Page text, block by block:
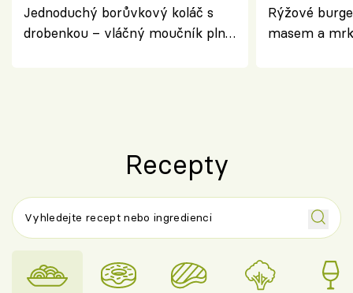
Jednoduchý borůvkový koláč s
drobenkou – vláčný moučník plný
Rýžové
masem a
Recepty